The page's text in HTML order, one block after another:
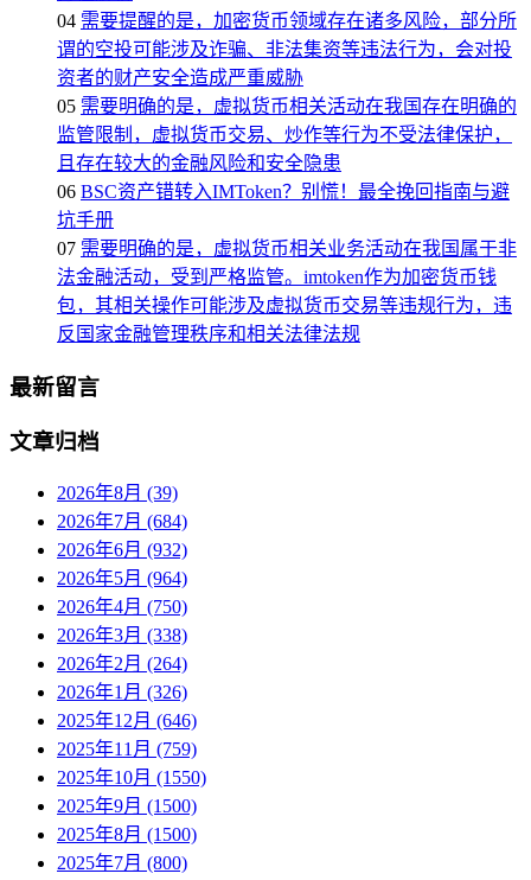
04 需要提醒的是，加密货币领域存在诸多风险，部分所
谓的空投可能涉及诈骗、非法集资等违法行为，会对投
资者的财产安全造成严重威胁
05 需要明确的是，虚拟货币相关活动在我国存在明确的
监管限制，虚拟货币交易、炒作等行为不受法律保护，
且存在较大的金融风险和安全隐患
06 BSC资产错转入IMToken？别慌！最全挽回指南与避
坑手册
07 需要明确的是，虚拟货币相关业务活动在我国属于非
法金融活动，受到严格监管。imtoken作为加密货币钱
包，其相关操作可能涉及虚拟货币交易等违规行为，违
反国家金融管理秩序和相关法律法规
最新留言
文章归档
2026年8月 (39)
2026年7月 (684)
2026年6月 (932)
2026年5月 (964)
2026年4月 (750)
2026年3月 (338)
2026年2月 (264)
2026年1月 (326)
2025年12月 (646)
2025年11月 (759)
2025年10月 (1550)
2025年9月 (1500)
2025年8月 (1500)
2025年7月 (800)